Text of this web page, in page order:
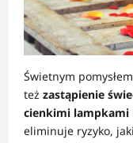
Świetnym
też zastąpienie
cienkimi lampkami
eliminuje ryzyko,